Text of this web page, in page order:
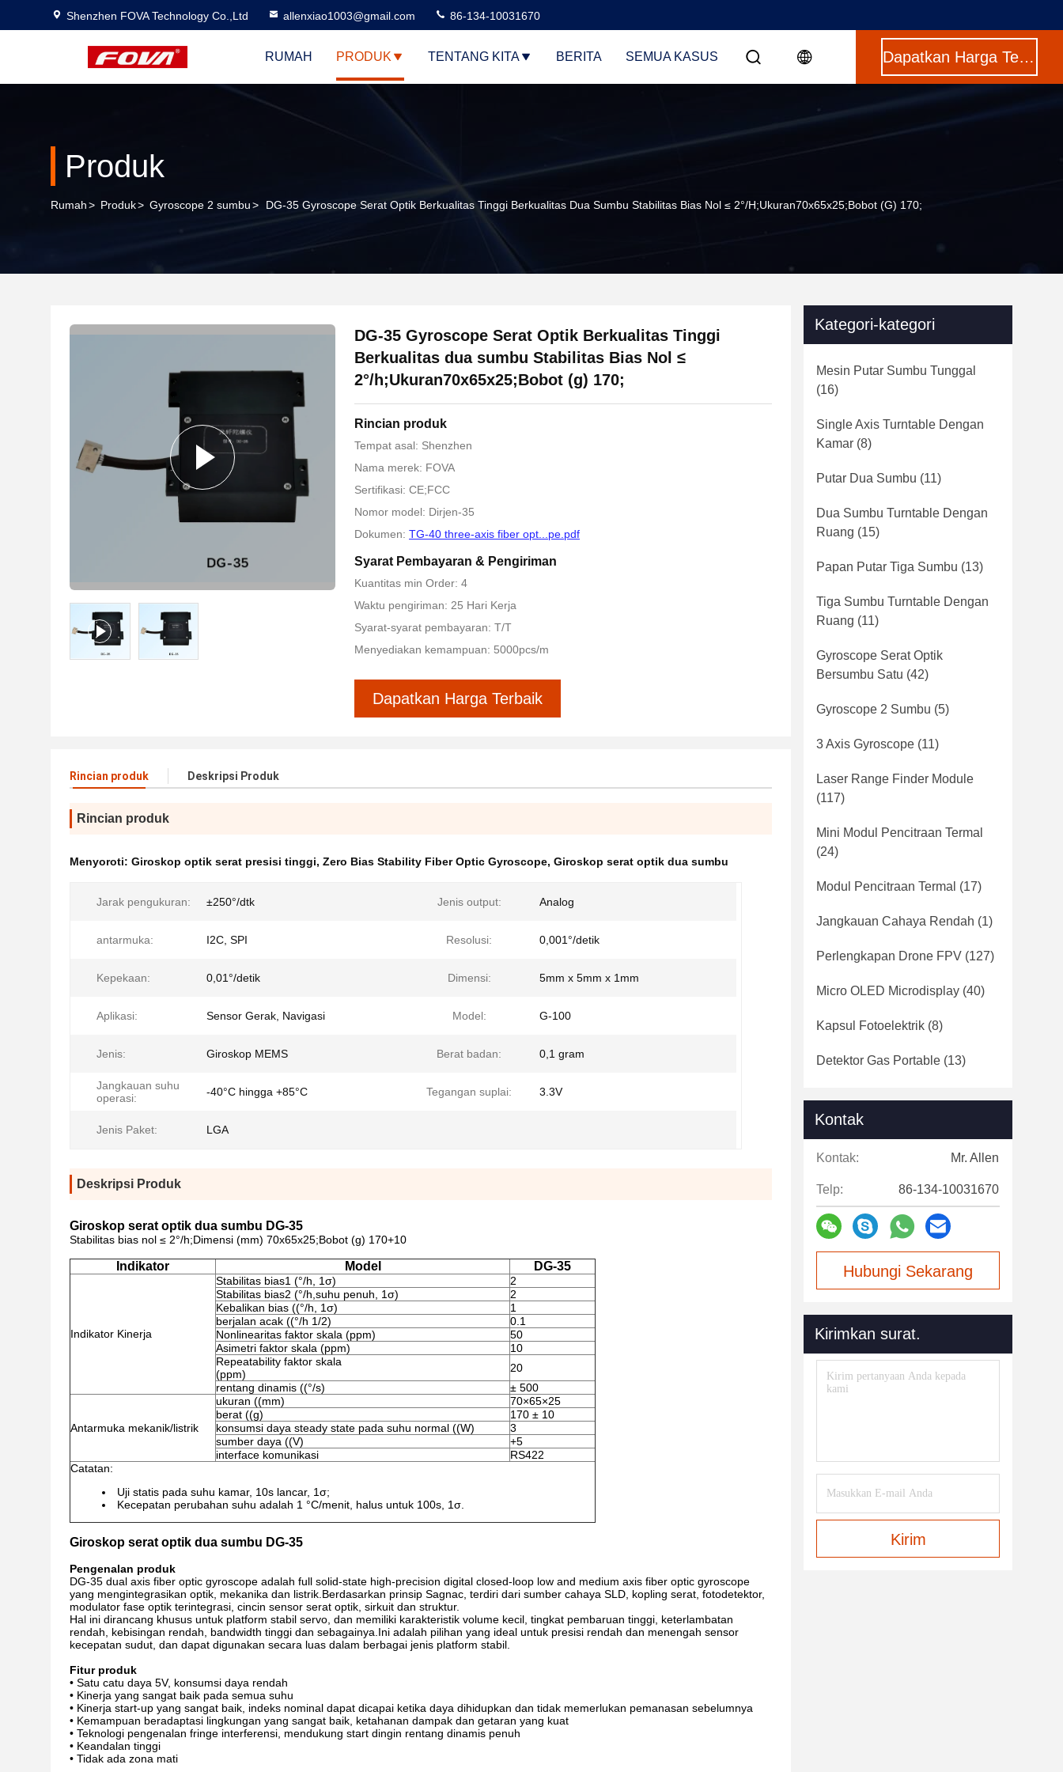
Shenzhen FOVA Technology Co.,Ltd allenxiao1003@gmail.com 86-134-10031670
RUMAH PRODUK TENTANG KITA BERITA SEMUA KASUS Dapatkan Harga Terbaik
Produk
Rumah> Produk> Gyroscope 2 sumbu> DG-35 Gyroscope Serat Optik Berkualitas Tinggi Berkualitas Dua Sumbu Stabilitas Bias Nol ≤ 2°/h;Ukuran70x65x25;Bobot (g) 170;
DG-35 Gyroscope Serat Optik Berkualitas Tinggi
Berkualitas dua sumbu Stabilitas Bias Nol ≤
2°/h;Ukuran70x65x25;Bobot (g) 170;
Rincian produk
Tempat asal: Shenzhen
Nama merek: FOVA
Sertifikasi: CE;FCC
Nomor model: Dirjen-35
Dokumen: TG-40 three-axis fiber opt...pe.pdf
Syarat Pembayaran & Pengiriman
Kuantitas min Order: 4
Waktu pengiriman: 25 Hari Kerja
Syarat-syarat pembayaran: T/T
Menyediakan kemampuan: 5000pcs/m
Dapatkan Harga Terbaik
Rincian produk Deskripsi Produk
Rincian produk
Menyoroti: Giroskop optik serat presisi tinggi, Zero Bias Stability Fiber Optic Gyroscope, Giroskop serat optik dua sumbu
Jarak pengukuran: ±250°/dtk Jenis output: Analog
antarmuka: I2C, SPI Resolusi: 0,001°/detik
Kepekaan: 0,01°/detik Dimensi: 5mm x 5mm x 1mm
Aplikasi: Sensor Gerak, Navigasi Model: G-100
Jenis: Giroskop MEMS Berat badan: 0,1 gram
Jangkauan suhu
operasi:
-40°C hingga +85°C Tegangan suplai: 3.3V
Jenis Paket: LGA
Deskripsi Produk
Giroskop serat optik dua sumbu DG-35
Stabilitas bias nol ≤ 2°/h;Dimensi (mm) 70x65x25;Bobot (g) 170+10
Indikator Model DG-35
Indikator Kinerja
Stabilitas bias1 (°/h, 1σ)
2
Stabilitas bias2 (°/h,suhu penuh, 1σ)
2
Kebalikan bias ((°/h, 1σ)
1
berjalan acak ((°/h 1/2)
0.1
Nonlinearitas faktor skala (ppm)
50
Asimetri faktor skala (ppm)
10
Repeatability faktor skala
(ppm)
20
rentang dinamis ((°/s)
± 500
Antarmuka mekanik/listrik
ukuran ((mm)
70×65×25
berat ((g)
170 ± 10
konsumsi daya steady state pada suhu normal ((W)
3
sumber daya ((V)
+5
interface komunikasi
RS422
Catatan:
Uji statis pada suhu kamar, 10s lancar, 1σ;
Kecepatan perubahan suhu adalah 1 °C/menit, halus untuk 100s, 1σ.
Giroskop serat optik dua sumbu DG-35
Pengenalan produk
DG-35 dual axis fiber optic gyroscope adalah full solid-state high-precision digital closed-loop low and medium axis fiber optic gyroscope
yang mengintegrasikan optik, mekanika dan listrik.Berdasarkan prinsip Sagnac, terdiri dari sumber cahaya SLD, kopling serat, fotodetektor,
modulator fase optik terintegrasi, cincin sensor serat optik, sirkuit dan struktur.
Hal ini dirancang khusus untuk platform stabil servo, dan memiliki karakteristik volume kecil, tingkat pembaruan tinggi, keterlambatan
rendah, kebisingan rendah, bandwidth tinggi dan sebagainya.Ini adalah pilihan yang ideal untuk presisi rendah dan menengah sensor
kecepatan sudut, dan dapat digunakan secara luas dalam berbagai jenis platform stabil.
Fitur produk
• Satu catu daya 5V, konsumsi daya rendah
• Kinerja yang sangat baik pada semua suhu
• Kinerja start-up yang sangat baik, indeks nominal dapat dicapai ketika daya dihidupkan dan tidak memerlukan pemanasan sebelumnya
• Kemampuan beradaptasi lingkungan yang sangat baik, ketahanan dampak dan getaran yang kuat
• Teknologi pengenalan fringe interferensi, mendukung start dingin rentang dinamis penuh
• Keandalan tinggi
• Tidak ada zona mati
Kategori-kategori
Mesin Putar Sumbu Tunggal
(16)
Single Axis Turntable Dengan
Kamar (8)
Putar Dua Sumbu (11)
Dua Sumbu Turntable Dengan
Ruang (15)
Papan Putar Tiga Sumbu (13)
Tiga Sumbu Turntable Dengan
Ruang (11)
Gyroscope Serat Optik
Bersumbu Satu (42)
Gyroscope 2 Sumbu (5)
3 Axis Gyroscope (11)
Laser Range Finder Module
(117)
Mini Modul Pencitraan Termal
(24)
Modul Pencitraan Termal (17)
Jangkauan Cahaya Rendah (1)
Perlengkapan Drone FPV (127)
Micro OLED Microdisplay (40)
Kapsul Fotoelektrik (8)
Detektor Gas Portable (13)
Kontak
Kontak: Mr. Allen
Telp: 86-134-10031670
Hubungi Sekarang
Kirimkan surat.
Kirim